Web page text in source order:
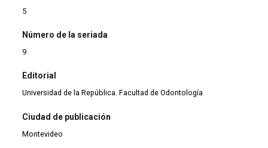
5
Número de la seriada
9
Editorial
Universidad de la República. Facultad de Odontología
Ciudad de publicación
Montevideo